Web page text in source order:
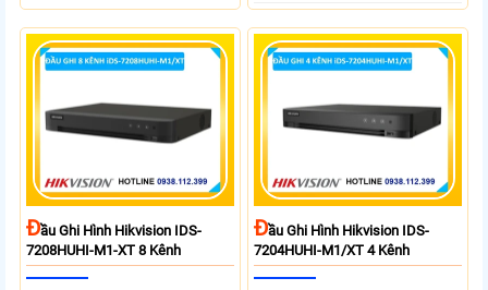
ĐẦu Ghi Hình Hikvision IDS-
7208HUHI-M1-XT 8 Kênh
ĐẦu Ghi Hình Hikvision IDS-
7204HUHI-M1/XT 4 Kênh